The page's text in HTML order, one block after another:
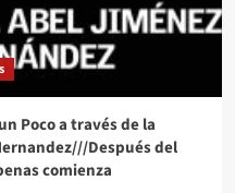
Poco a través de la
Después del
comienza